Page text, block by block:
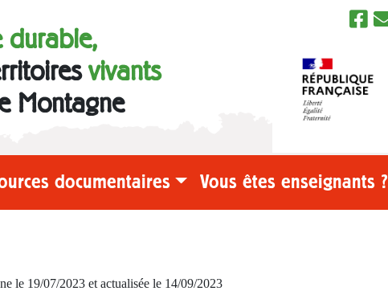
durable,
vivants
Montagne
documentaires Vous êtes enseignants ?
le 19/07/2023 et actualisée le 14/09/2023